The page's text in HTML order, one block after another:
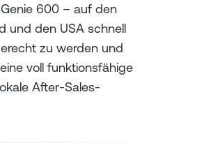
600 – auf den
und den USA schnell
zu werden und
voll funktionsfähige
After-Sales-